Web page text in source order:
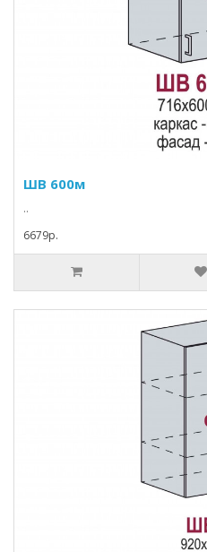
ШВ 600м
..
6679p.